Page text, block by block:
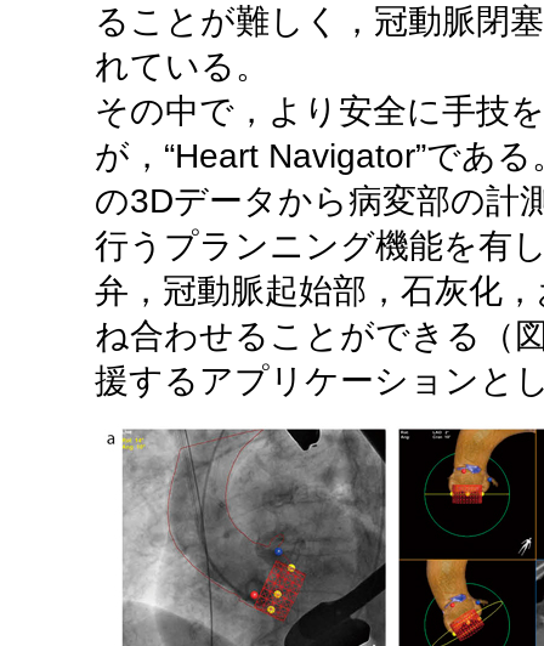
ることが難しく，冠動脈閉
れている。
その中で，より安全に手技
が，“Heart Navigator”であ
の3Dデータから病変部の計
行うプランニング機能を有
弁，冠動脈起始部，石灰化
ね合わせることができる（
援するアプリケーションと